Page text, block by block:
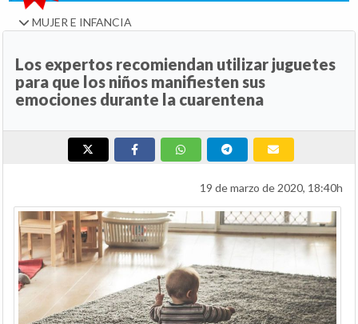
MUJER E INFANCIA
Los expertos recomiendan utilizar juguetes
para que los niños manifiesten sus
emociones durante la cuarentena
19 de marzo de 2020, 18:40h